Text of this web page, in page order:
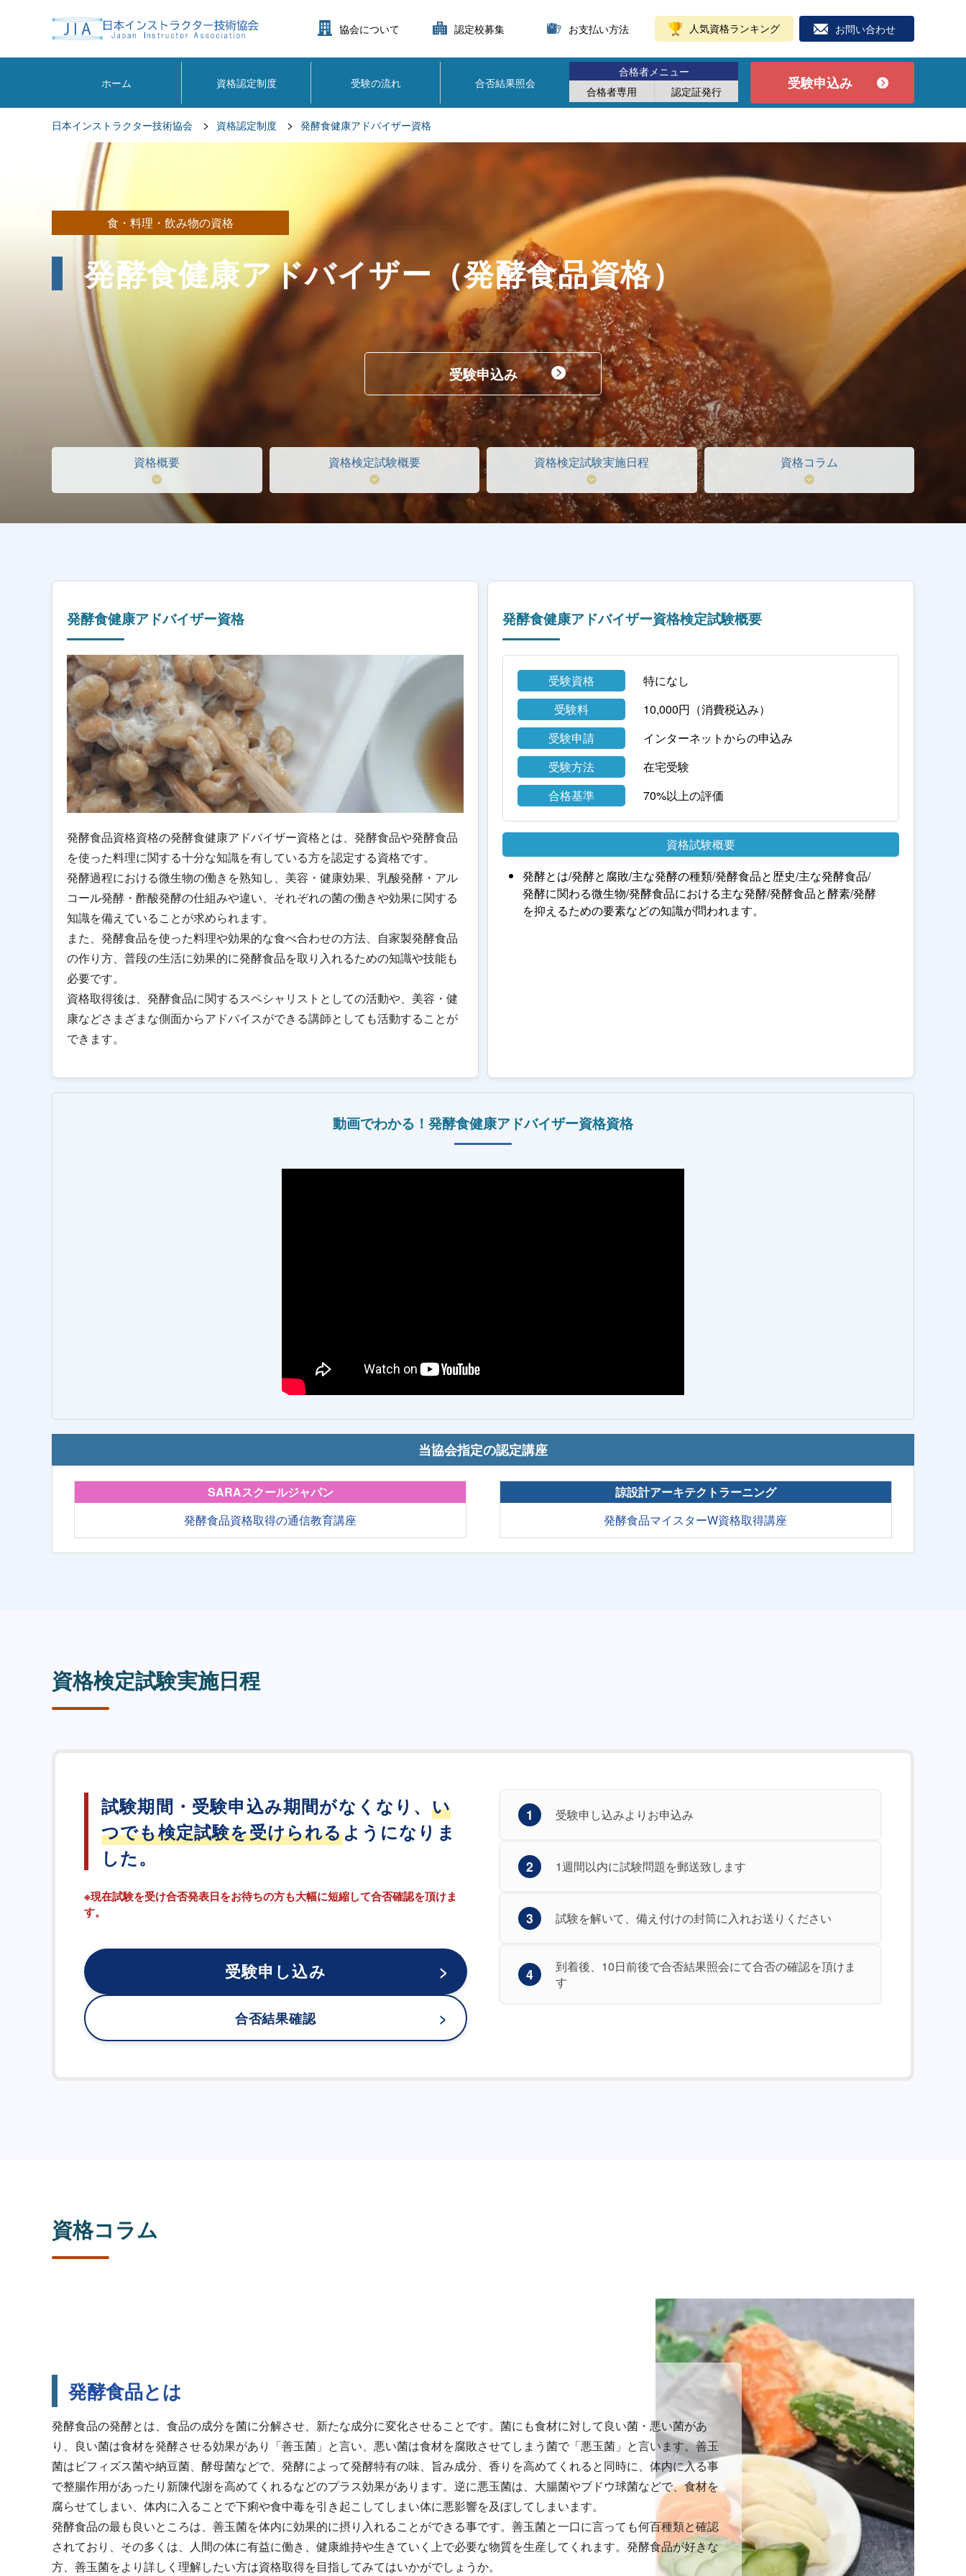
協会について 認定校募集 お支払い方法 人気資格ランキング お問い合わせ
ホーム 資格認定制度 受験の流れ 合否結果照会
合格者メニュー
合格者専用
認定証発行 受験申込み
日本インストラクター技術協会 > 資格認定制度 > 発酵食健康アドバイザー資格
食・料理・飲み物の資格
発酵食健康アドバイザー（発酵食品資格）
受験申込み
資格概要 資格検定試験概要 資格検定試験実施日程 資格コラム
発酵食健康アドバイザー資格
発酵食品資格資格の発酵食健康アドバイザー資格とは、発酵食品や発酵食品
を使った料理に関する十分な知識を有している方を認定する資格です。
発酵過程における微生物の働きを熟知し、美容・健康効果、乳酸発酵・アル
コール発酵・酢酸発酵の仕組みや違い、それぞれの菌の働きや効果に関する
知識を備えていることが求められます。
また、発酵食品を使った料理や効果的な食べ合わせの方法、自家製発酵食品
の作り方、普段の生活に効果的に発酵食品を取り入れるための知識や技能も
必要です。
資格取得後は、発酵食品に関するスペシャリストとしての活動や、美容・健
康などさまざまな側面からアドバイスができる講師としても活動することが
できます。
発酵食健康アドバイザー資格検定試験概要
受験資格
特になし
受験料
10,000円（消費税込み）
受験申請
インターネットからの申込み
受験方法
在宅受験
合格基準
70%以上の評価
資格試験概要
発酵とは/発酵と腐敗/主な発酵の種類/発酵食品と歴史/主な発酵食品/
発酵に関わる微生物/発酵食品における主な発酵/発酵食品と酵素/発酵
を抑えるための要素などの知識が問われます。
動画でわかる！ 発酵食健康アドバイザー資格資格
当協会指定の認定講座
SARAスクールジャパン
発酵食品資格取得の通信教育講座
諒設計アーキテクトラーニング
発酵食品マイスターW資格取得講座
資格検定試験実施日程
試験期間・受験申込み期間がなくなり、 い
つでも検定試験を受けられるようになりま
した。
※現在試験を受け合否発表日をお待ちの方も大幅に短縮して合否確認を頂けま
す。
受験申し込み
合否結果確認
1 受験申し込みよりお申込み
2 1週間以内に試験問題を郵送致します
3 試験を解いて、備え付けの封筒に入れお送りください
4
到着後、10日前後で合否結果照会にて合否の確認を頂けま
す
資格コラム
発酵食品とは
発酵食品の発酵とは、食品の成分を菌に分解させ、新たな成分に変化させることです。菌にも食材に対して良い菌・悪い菌があ
り、良い菌は食材を発酵させる効果があり「善玉菌」と言い、悪い菌は食材を腐敗させてしまう菌で「悪玉菌」と言います。善玉
菌はビフィズス菌や納豆菌、酵母菌などで、発酵によって発酵特有の味、旨み成分、香りを高めてくれると同時に、体内に入る事
で整腸作用があったり新陳代謝を高めてくれるなどのプラス効果があります。逆に悪玉菌は、大腸菌やブドウ球菌などで、食材を
腐らせてしまい、体内に入ることで下痢や食中毒を引き起こしてしまい体に悪影響を及ぼしてしまいます。
発酵食品の最も良いところは、善玉菌を体内に効果的に摂り入れることができる事です。善玉菌と一口に言っても何百種類と確認
されており、その多くは、人間の体に有益に働き、健康維持や生きていく上で必要な物質を生産してくれます。発酵食品が好きな
方、善玉菌をより詳しく理解したい方は資格取得を目指してみてはいかがでしょうか。